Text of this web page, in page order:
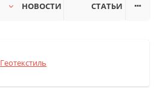
НОВОСТИ СТАТЬИ
Геотекстиль